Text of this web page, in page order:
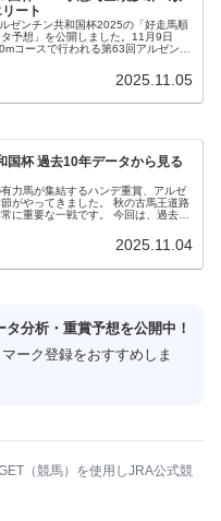
ート
ゼンチン共和国杯2025の「好走馬順
予想」を公開しました。11月9日
コースで行われる第63回アルゼンチ
キッドが上位人気となっているようで
和国杯2025予想を検討する際の参考
2025.11.05
国杯 過去10年データから見る
力馬が集結するハンデ重賞、アルゼ
がやってきました。 秋の古馬王道路
に重要な一戦です。 今回は、過去10
ーンを掴み、アルゼンチン共和国杯に
出します。
2025.11.04
分析・重賞予想を公開中！
ーク登録をおすすめしま
（競馬） を使用しJRA公式競